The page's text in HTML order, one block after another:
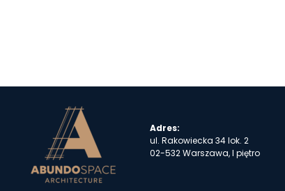
Adres:
ul. Rakowiecka 34 lok. 2
02-532 Warszawa, I piętro